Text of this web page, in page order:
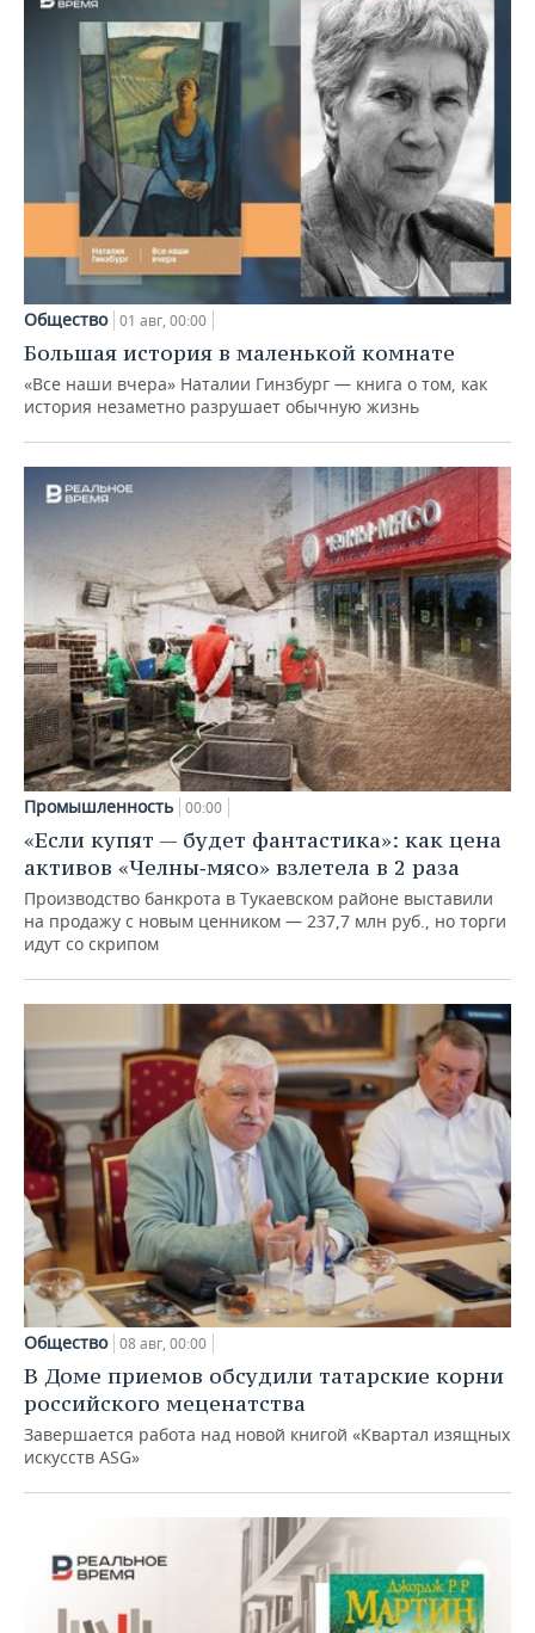
Общество 01 авг, 00:00
Большая история в маленькой комнате
«Все наши вчера» Наталии Гинзбург — книга о том, как
история незаметно разрушает обычную жизнь
Промышленность 00:00
«Если купят — будет фантастика»: как цена
активов «Челны‑мясо» взлетела в 2 раза
Производство банкрота в Тукаевском районе выставили
на продажу с новым ценником — 237,7 млн руб., но торги
идут со скрипом
Общество 08 авг, 00:00
В Доме приемов обсудили татарские корни
российского меценатства
Завершается работа над новой книгой «Квартал изящных
искусств ASG»